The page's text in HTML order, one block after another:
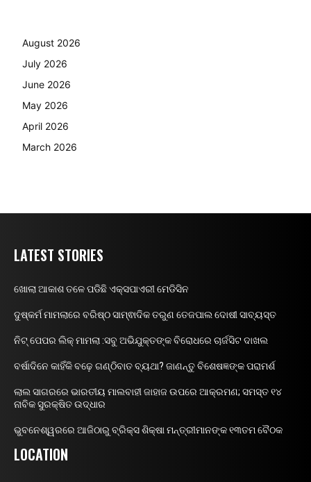
August 2026
July 2026
June 2026
May 2026
April 2026
March 2026
LATEST STORIES
ଖୋଲା ଆକାଶ ତଳେ ପଡିଛି ଏକ୍ସପାଏରୀ ମେଡିସିନ
ଦୁଷ୍କର୍ମ ମାମଲାରେ ବରିଷ୍ଠ ସାମ୍ଵାଦିକ ତରୁଣ ତେଜପାଲ ଦୋଷୀ ସାବ୍ୟସ୍ତ
ନିଟ୍ ପେପର ଲିକ୍ ମାମଲା :ସବୁ ଅଭିଯୁକ୍ତଙ୍କ ବିରୋଧରେ ଚାର୍ଜସିଟ ଦାଖଲ
ବର୍ଷାଦିନେ କାହିଁକି ବଢ଼େ ଗଣ୍ଠିବାତ ବ୍ୟଥା? ଜାଣନ୍ତୁ ବିଶେଷଜ୍ଞଙ୍କ ପରାମର୍ଶ
ଲାଲ ସାଗରରେ ଭାରତୀୟ ମାଲବାହୀ ଜାହାଜ ଉପରେ ଆକ୍ରମଣ; ସମସ୍ତ ୧୪
ନାବିକ ସୁରକ୍ଷିତ ଉଦ୍ଧାର
ଭୁବନେଶ୍ୱରରେ ଆଜିଠାରୁ ବ୍ରିକ୍ସ ଶିକ୍ଷା ମନ୍ତ୍ରୀମାନଙ୍କ ୧୩ତମ ବୈଠକ
LOCATION